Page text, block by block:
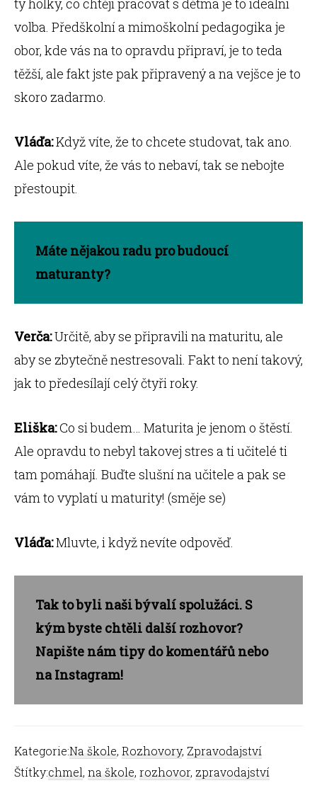
ty holky, co chtějí pracovat s dětma je to ideální
volba. Předškolní a mimoškolní pedagogika je
obor, kde vás na to opravdu připraví, je to teda
těžší, ale fakt jste pak připravený a na vejšce je to
skoro zadarmo.
Vláďa:Když víte, že to chcete studovat, tak ano.
Ale pokud víte, že vás to nebaví, tak se nebojte
přestoupit.
Máte nějakou radu pro budoucí
maturanty?
Verča:Určitě, aby se připravili na maturitu, ale
aby se zbytečně nestresovali. Fakt to není takový,
jak to předesílají celý čtyři roky.
Eliška:Co si budem… Maturita je jenom o štěstí.
Ale opravdu to nebyl takovej stres a ti učitelé ti
tam pomáhají. Buďte slušní na učitele a pak se
vám to vyplatí u maturity! (směje se)
Vláďa:Mluvte, i když nevíte odpověď.
Tak to byli naši bývalí spolužáci. S
kým byste chtěli další rozhovor?
Napište nám tipy do komentářů nebo
na Instagram!
Kategorie:Na škole, Rozhovory, Zpravodajství
Štítky:chmel, na škole, rozhovor, zpravodajství